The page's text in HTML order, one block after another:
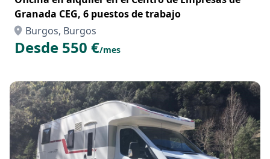
Granada CEG, 6 puestos de trabajo
Burgos, Burgos
Desde 550 €/mes